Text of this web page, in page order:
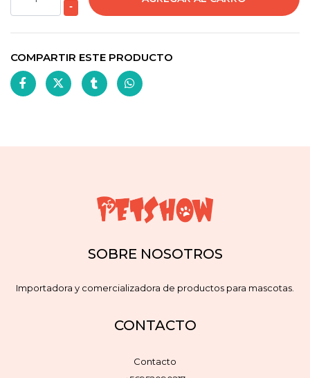
-
COMPARTIR ESTE PRODUCTO
SOBRE NOSOTROS
Importadora y comercializadora de productos para mascotas.
CONTACTO
Contacto